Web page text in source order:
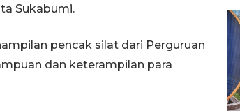
Sukabumi.
pencak silat dari Perguruan
dan keterampilan para